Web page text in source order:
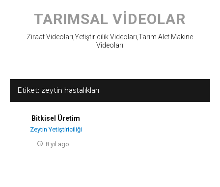
content
TARIMSAL VIDEOLAR
Ziraat Videoları,Yetiştiricilik Videoları,Tarım Alet Makine
Videoları
Etiket: zeytin hastalıkları
Bitkisel Üretim
Zeytin Yetiştiriciliği
8 yıl ago